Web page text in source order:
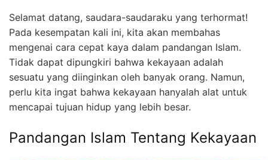
Selamat datang, saudara-saudaraku yang terhormat!
Pada kesempatan kali ini, kita akan membahas
mengenai cara cepat kaya dalam pandangan Islam.
Tidak dapat dipungkiri bahwa kekayaan adalah
sesuatu yang diinginkan oleh banyak orang. Namun,
perlu kita ingat bahwa kekayaan hanyalah alat untuk
mencapai tujuan hidup yang lebih besar.
Pandangan Islam Tentang Kekayaan